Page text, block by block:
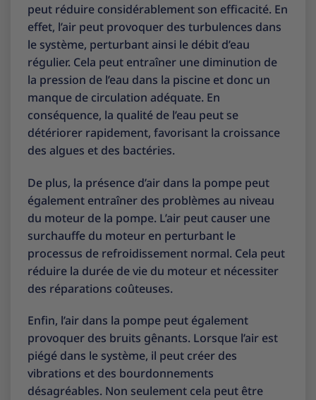
peut réduire considérablement son efficacité. En
effet, l’air peut provoquer des turbulences dans
le système, perturbant ainsi le débit d’eau
régulier. Cela peut entraîner une diminution de
la pression de l’eau dans la piscine et donc un
manque de circulation adéquate. En
conséquence, la qualité de l’eau peut se
détériorer rapidement, favorisant la croissance
des algues et des bactéries.
De plus, la présence d’air dans la pompe peut
également entraîner des problèmes au niveau
du moteur de la pompe. L’air peut causer une
surchauffe du moteur en perturbant le
processus de refroidissement normal. Cela peut
réduire la durée de vie du moteur et nécessiter
des réparations coûteuses.
Enfin, l’air dans la pompe peut également
provoquer des bruits gênants. Lorsque l’air est
piégé dans le système, il peut créer des
vibrations et des bourdonnements
désagréables. Non seulement cela peut être